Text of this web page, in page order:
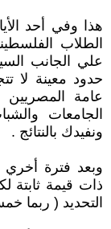
هذا وفي أحد
الطلاب
علي الجانب
حدود معينة لا
عامة
الجامعات
ونفيدك بالنتائج .
وبعد فترة
ذات قيمة ثابتة
التحديد ( ربما